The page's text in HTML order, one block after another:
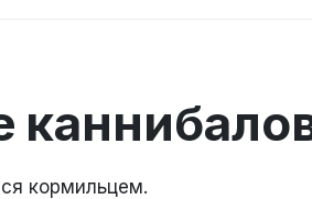
кормильцем.